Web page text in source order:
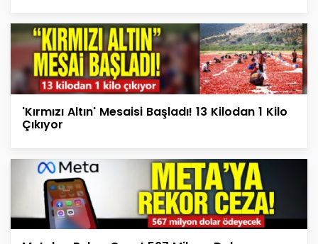
'Kırmızı Altın' Mesaisi Başladı! 13 Kilodan 1 Kilo
Çıkıyor